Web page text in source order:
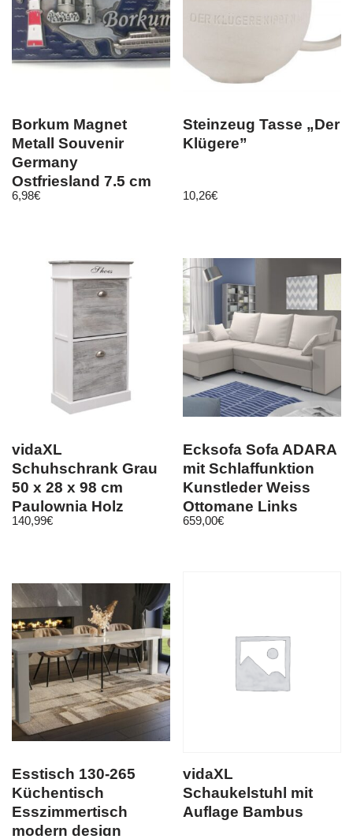
Borkum Magnet
Metall Souvenir
Germany
Ostfriesland 7,5 cm
6,98€
Steinzeug Tasse „Der
Klügere”
10,26€
vidaXL
Schuhschrank Grau
50 x 28 x 98 cm
Paulownia Holz
140,99€
Ecksofa Sofa ADARA
mit Schlaffunktion
Kunstleder Weiss
Ottomane Links
659,00€
Esstisch 130-265
Küchentisch
Esszimmertisch
modern design
vidaXL
Schaukelstuhl mit
Auflage Bambus